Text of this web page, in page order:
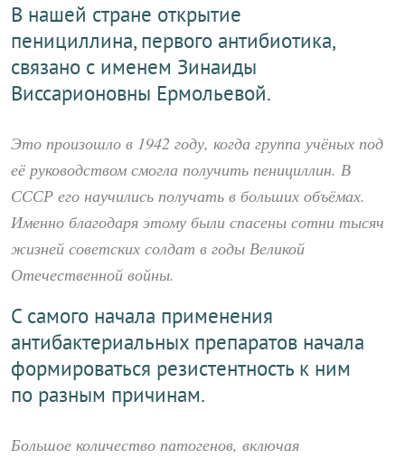
В нашей стране открытие
пенициллина, первого антибиотика,
связано с именем Зинаиды
Виссарионовны Ермольевой.
Это произошло в 1942 году, когда группа учёных под
её руководством смогла получить пенициллин. В
СССР его научились получать в больших объёмах.
Именно благодаря этому были спасены сотни тысяч
жизней советских солдат в годы Великой
Отечественной войны.
С самого начала применения
антибактериальных препаратов начала
формироваться резистентность к ним
по разным причинам.
Большое количество патогенов, включая